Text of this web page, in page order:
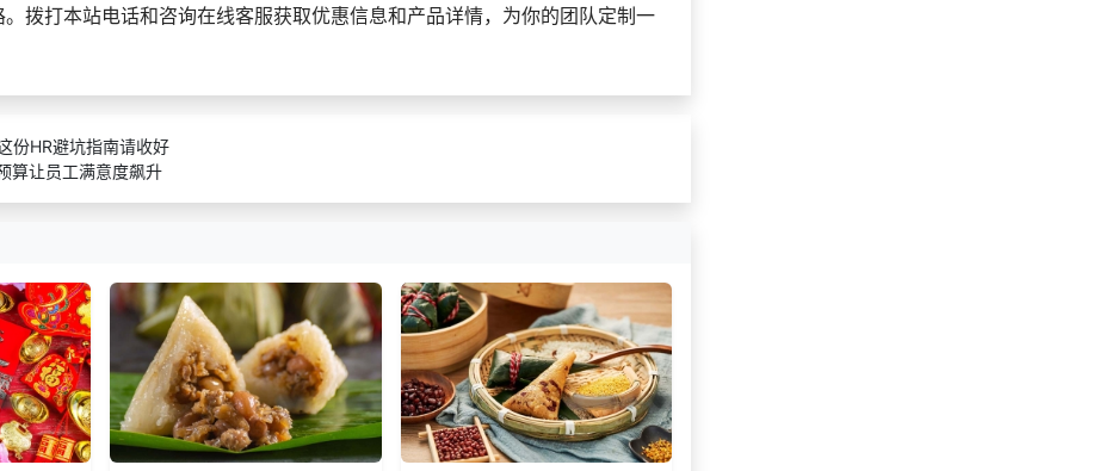
拨打本站电话和咨询在线客服获取优惠信息和产品详情，为你的团队定制一
份HR避坑指南请收好
算让员工满意度飙升